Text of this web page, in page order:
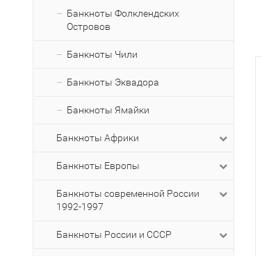
Банкноты Фолклендских
Островов
Банкноты Чили
Банкноты Эквадора
Банкноты Ямайки
Банкноты Африки
Банкноты Европы
Банкноты современной России
1992-1997
Банкноты России и СССР